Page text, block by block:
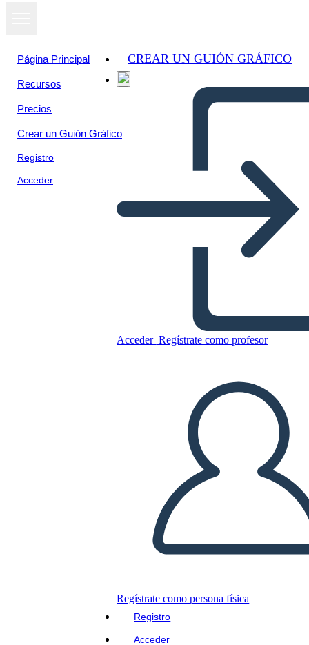
Página Principal
Recursos
Precios
Crear un Guión Gráfico
Registro
Acceder
CREAR UN GUIÓN GRÁFICO
Acceder Regístrate como profesor
Regístrate como persona física
Registro
Acceder
Copie este guión gráfico
JUEGO DE DIAPOSITIVAS
LEERME